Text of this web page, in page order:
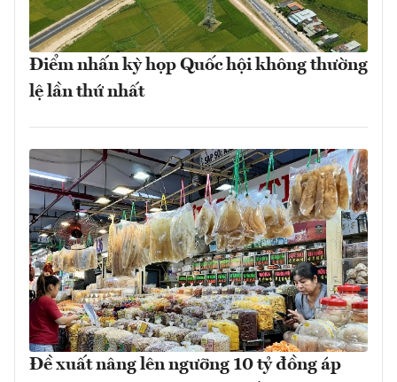
Điểm nhấn kỳ họp Quốc hội không thường
lệ lần thứ nhất
Đề xuất nâng lên ngưỡng 10 tỷ đồng áp